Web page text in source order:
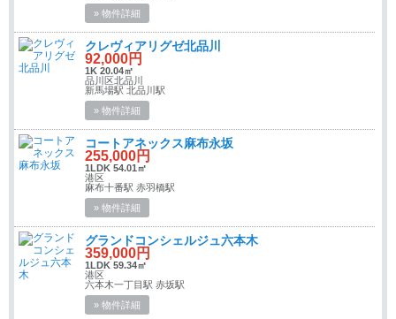
» 物件詳細
クレヴィアリグゼ北品川
92,000円
1K 20.04㎡
品川区北品川
新馬場駅 北品川駅
» 物件詳細
コートアネックス麻布永坂
255,000円
1LDK 54.01㎡
港区
麻布十番駅 赤羽橋駅
» 物件詳細
グランドコンシェルジュ六本木
359,000円
1LDK 59.34㎡
港区
六本木一丁目駅 赤坂駅
» 物件詳細